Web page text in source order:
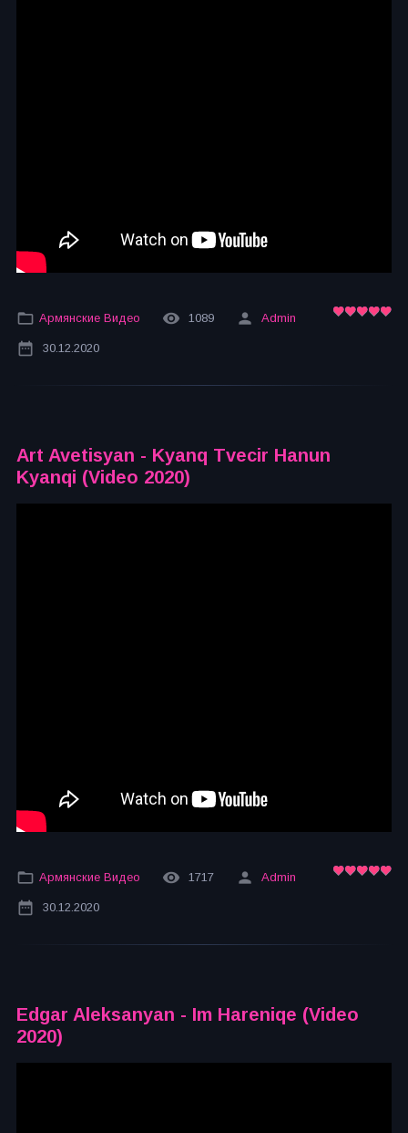
Армянские Видео 1089 Admin
30.12.2020
Art Avetisyan - Kyanq Tvecir Hanun
Kyanqi (Video 2020)
Армянские Видео 1717 Admin
30.12.2020
Edgar Aleksanyan - Im Hareniqe (Video
2020)